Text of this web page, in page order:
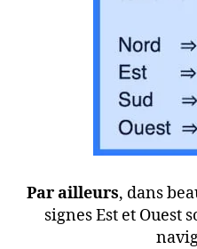
Par ailleurs, dans
signes Est et Ouest